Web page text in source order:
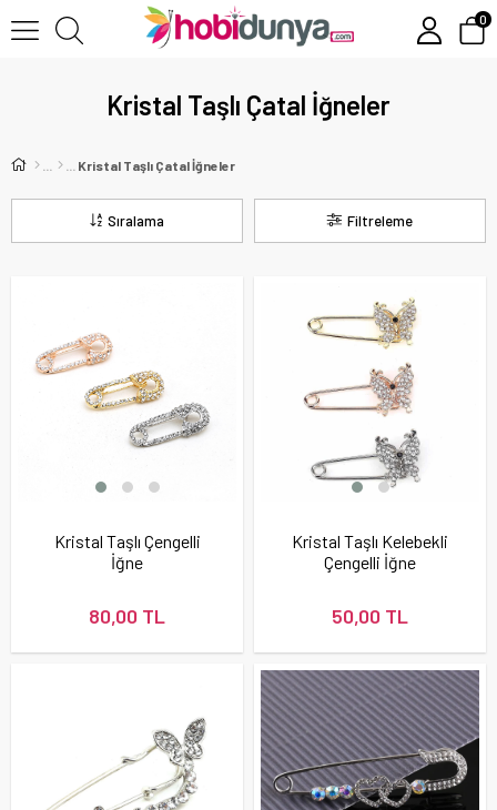
0
Kristal Taşlı Çatal İğneler
Kristal Taşlı Çatal İğneler
Filtreleme
Sıralama
Kristal Taşlı Çengelli
İğne
80,00 TL
Kristal Taşlı Kelebekli
Çengelli İğne
50,00 TL